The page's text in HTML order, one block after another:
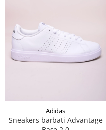
Adidas
Sneakers barbati Advantage